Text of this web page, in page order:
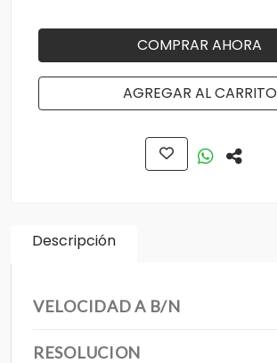
COMPRAR AHORA
AGREGAR AL CARRITO
Descripción
VELOCIDAD A B/N
RESOLUCION